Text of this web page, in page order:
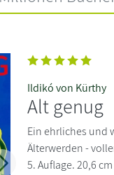
Weiter
Ildikó von Kürthy
Alt genug
Ein ehrliches und
Älterwerden -
5. Auflage. 20,6